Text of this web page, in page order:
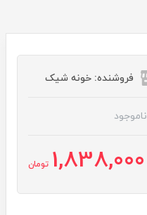
فروشنده: خونه شیک
ناموجود
1,838,000 تومان